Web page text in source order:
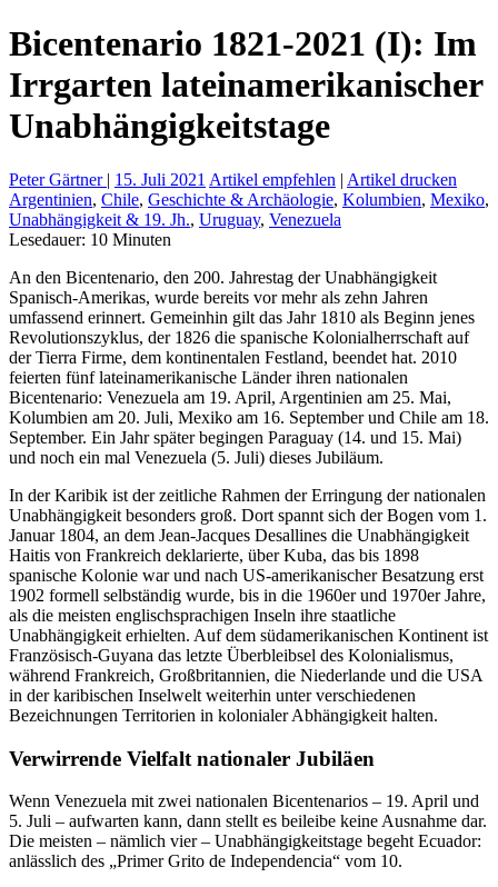
Bicentenario 1821-2021 (I): Im
Irrgarten lateinamerikanischer
Unabhängigkeitstage
Peter Gärtner | 15. Juli 2021 Artikel empfehlen | Artikel drucken
Argentinien, Chile, Geschichte & Archäologie, Kolumbien, Mexiko,
Unabhängigkeit & 19. Jh., Uruguay, Venezuela
Lesedauer: 10 Minuten
An den Bicentenario, den 200. Jahrestag der Unabhängigkeit
Spanisch-Amerikas, wurde bereits vor mehr als zehn Jahren
umfassend erinnert. Gemeinhin gilt das Jahr 1810 als Beginn jenes
Revolutionszyklus, der 1826 die spanische Kolonialherrschaft auf
der Tierra Firme, dem kontinentalen Festland, beendet hat. 2010
feierten fünf lateinamerikanische Länder ihren nationalen
Bicentenario: Venezuela am 19. April, Argentinien am 25. Mai,
Kolumbien am 20. Juli, Mexiko am 16. September und Chile am 18.
September. Ein Jahr später begingen Paraguay (14. und 15. Mai)
und noch ein mal Venezuela (5. Juli) dieses Jubiläum.
In der Karibik ist der zeitliche Rahmen der Erringung der nationalen
Unabhängigkeit besonders groß. Dort spannt sich der Bogen vom 1.
Januar 1804, an dem Jean-Jacques Desallines die Unabhängigkeit
Haitis von Frankreich deklarierte, über Kuba, das bis 1898
spanische Kolonie war und nach US-amerikanischer Besatzung erst
1902 formell selbständig wurde, bis in die 1960er und 1970er Jahre,
als die meisten englischsprachigen Inseln ihre staatliche
Unabhängigkeit erhielten. Auf dem südamerikanischen Kontinent ist
Französisch-Guyana das letzte Überbleibsel des Kolonialismus,
während Frankreich, Großbritannien, die Niederlande und die USA
in der karibischen Inselwelt weiterhin unter verschiedenen
Bezeichnungen Territorien in kolonialer Abhängigkeit halten.
Verwirrende Vielfalt nationaler Jubiläen
Wenn Venezuela mit zwei nationalen Bicentenarios – 19. April und
5. Juli – aufwarten kann, dann stellt es beileibe keine Ausnahme dar.
Die meisten – nämlich vier – Unabhängigkeitstage begeht Ecuador:
anlässlich des „Primer Grito de Independencia“ vom 10.